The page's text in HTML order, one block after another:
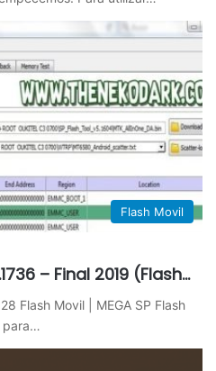
Flash Movil
– Final 2019 (Flash…
Flash Movil | MEGA SP Flash
para…